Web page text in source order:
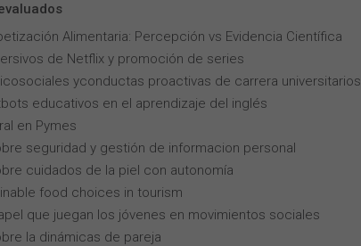
Alimentaria: Percepción vs Evidencia Científica
de Netflix y promoción de series
yconductas proactivas de carrera universitarios
educativos en el aprendizaje del inglés
en Pymes
seguridad y gestión de informacion personal
cuidados de la piel con autonomía
food choices in tourism
que juegan los jóvenes en movimientos sociales
la dinámicas de pareja